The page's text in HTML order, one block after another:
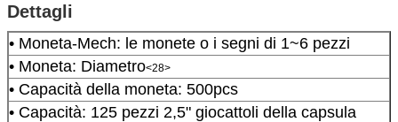
Dettagli
• Moneta-Mech: le monete o i segni di 1~6 pezzi
• Moneta: Diametro<28>
• Capacità della moneta: 500pcs
• Capacità: 125 pezzi 2,5" giocattoli della capsula